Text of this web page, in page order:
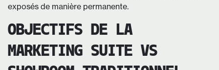
exposés de manière permanente.
OBJECTIFS DE LA
MARKETING SUITE VS